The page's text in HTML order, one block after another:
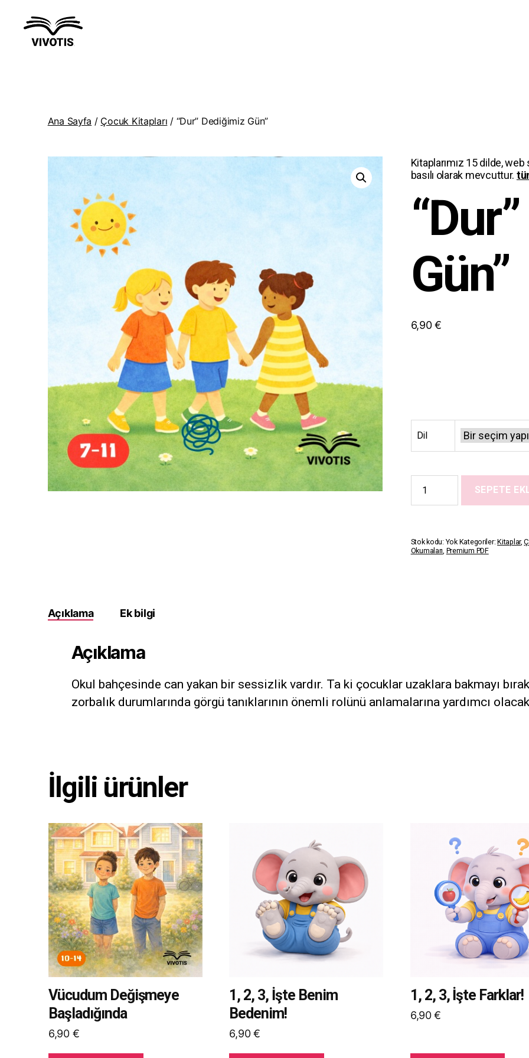
Ana Sayfa / Çocuk Kitapları / “Dur” Dediğimiz Gün”
Kitaplarımız 15 dilde,
basılı olarak mevcuttur.
Gün”
6,90€
Dil
Day
We
adet
SEPETE
Stok kodu: Yok Kategoriler:Kitaplar,
Okumaları, Premium PDF
Açıklama Ek bilgi
Açıklama
Okul bahçesinde can yakan bir sessizlik vardır. Ta ki çocuklar uzaklara bakmayı
zorbalık durumlarında görgü tanıklarının önemli rolünü anlamalarına yardımcı
İlgili ürünler
Vücudum Değişmeye
Başladığında
6,90 €
Bu
ürünün
birden
fazla
varyasyonu
var.
Seçenekler
ürün
sayfasından
seçilebilir
1, 2, 3, İşte Benim
Bedenim!
6,90€
birden
varyasyonu
Seçenekler
sayfasından
1, 2, 3, İşte Farklar!
6,90€
varyasyonu
Seçenekler
sayfasından